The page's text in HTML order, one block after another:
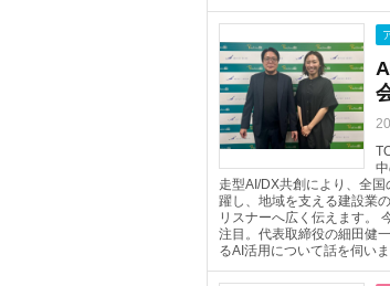
走型AI/DX共創により、全
躍し、地域を支える建設業
リスナーへ広く伝えます。
注目。代表取締役の細田健
るAI活用について話を伺いま